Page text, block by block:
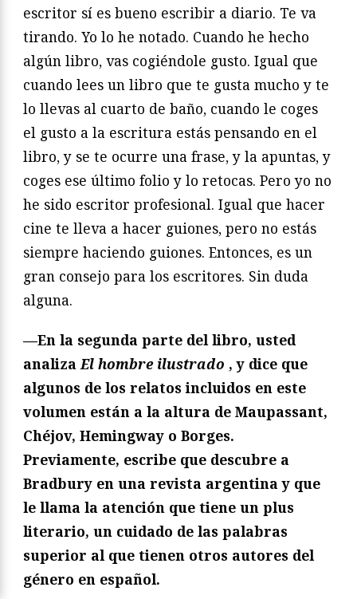
escritor sí es bueno escribir a diario. Te va
tirando. Yo lo he notado. Cuando he hecho
algún libro, vas cogiéndole gusto. Igual que
cuando lees un libro que te gusta mucho y te
lo llevas al cuarto de baño, cuando le coges
el gusto a la escritura estás pensando en el
libro, y se te ocurre una frase, y la apuntas, y
coges ese último folio y lo retocas. Pero yo no
he sido escritor profesional. Igual que hacer
cine te lleva a hacer guiones, pero no estás
siempre haciendo guiones. Entonces, es un
gran consejo para los escritores. Sin duda
alguna.
—En la segunda parte del libro, usted
analizaEl hombre ilustrado , y dice que
algunos de los relatos incluidos en este
volumen están a la altura de Maupassant,
Chéjov, Hemingway o Borges.
Previamente, escribe que descubre a
Bradbury en una revista argentina y que
le llama la atención que tiene un plus
literario, un cuidado de las palabras
superior al que tienen otros autores del
género en español.